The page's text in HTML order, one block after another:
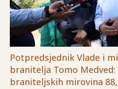
Potpredsjednik Vlade i
branitelja Tomo Medved:
braniteljskih mirovina